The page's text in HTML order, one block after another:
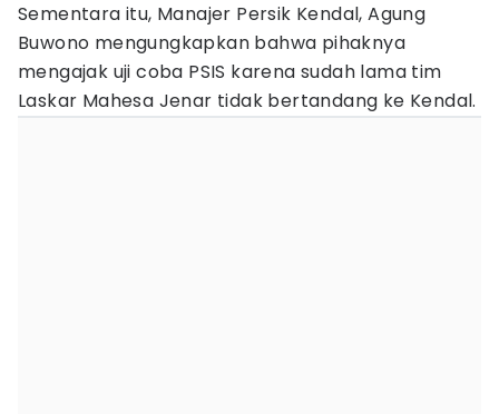
Sementara itu, Manajer Persik Kendal, Agung
Buwono mengungkapkan bahwa pihaknya
mengajak uji coba PSIS karena sudah lama tim
Laskar Mahesa Jenar tidak bertandang ke Kendal.